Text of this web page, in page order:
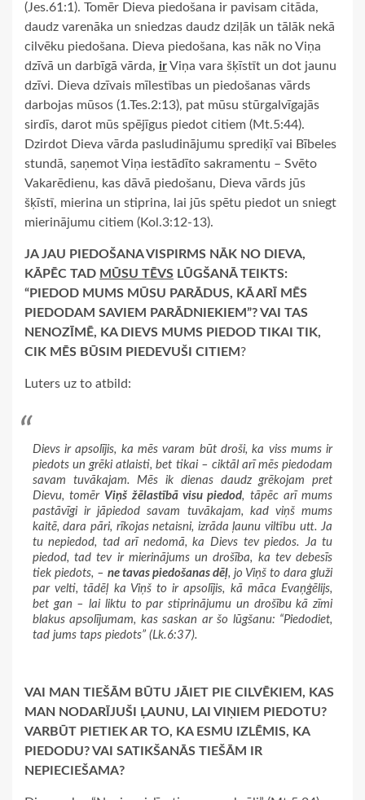
(Jes.61:1). Tomēr Dieva piedošana ir pavisam citāda,
daudz varenāka un sniedzas daudz dziļāk un tālāk nekā
cilvēku piedošana. Dieva piedošana, kas nāk no Viņa
dzīvā un darbīgā vārda, irViņa vara šķīstīt un dot jaunu
dzīvi. Dieva dzīvais mīlestības un piedošanas vārds
darbojas mūsos (1.Tes.2:13), pat mūsu stūrgalvīgajās
sirdīs, darot mūs spējīgus piedot citiem (Mt.5:44).
Dzirdot Dieva vārda pasludinājumu sprediķī vai Bībeles
stundā, saņemot Viņa iestādīto sakramentu – Svēto
Vakarēdienu, kas dāvā piedošanu, Dieva vārds jūs
šķīstī, mierina un stiprina, lai jūs spētu piedot un sniegt
mierinājumu citiem (Kol.3:12-13).
JA JAU PIEDOŠANA VISPIRMS NĀK NO DIEVA,
KĀPĒC TAD MŪSU TĒVS LŪGŠANĀ TEIKTS:
“PIEDOD MUMS MŪSU PARĀDUS, KĀ ARĪ MĒS
PIEDODAM SAVIEM PARĀDNIEKIEM”? VAI TAS
NENOZĪMĒ, KA DIEVS MUMS PIEDOD TIKAI TIK,
CIK MĒS BŪSIM PIEDEVUŠI CITIEM ?
Luters uz to atbild:
Dievs ir apsolījis, ka mēs varam būt droši, ka viss mums ir
piedots un grēki atlaisti, bet tikai – ciktāl arī mēs piedodam
savam tuvākajam. Mēs ik dienas daudz grēkojam pret
Dievu, tomēr Viņš žēlastībā visu piedod, tāpēc arī mums
pastāvīgi ir jāpiedod savam tuvākajam, kad viņš mums
kaitē, dara pāri, rīkojas netaisni, izrāda ļaunu viltību utt. Ja
tu nepiedod, tad arī nedomā, ka Dievs tev piedos. Ja tu
piedod, tad tev ir mierinājums un drošība, ka tev debesīs
tiek piedots, – ne tavas piedošanas dēļ, jo Viņš to dara gluži
par velti, tādēļ ka Viņš to ir apsolījis, kā māca Evaņģēlijs,
bet gan – lai liktu to par stiprinājumu un drošību kā zīmi
blakus apsolījumam, kas saskan ar šo lūgšanu: “Piedodiet,
tad jums taps piedots” (Lk.6:37).
VAI MAN TIEŠĀM BŪTU JĀIET PIE CILVĒKIEM, KAS
MAN NODARĪJUŠI ĻAUNU, LAI VIŅIEM PIEDOTU?
VARBŪT PIETIEK AR TO, KA ESMU IZLĒMIS, KA
PIEDODU? VAI SATIKŠANĀS TIEŠĀM IR
NEPIECIEŠAMA?